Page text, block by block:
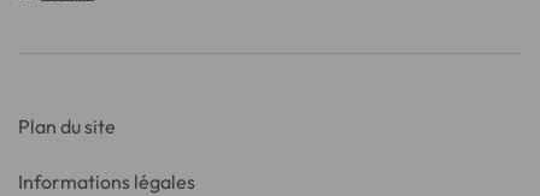
Plan du site
Informations légales